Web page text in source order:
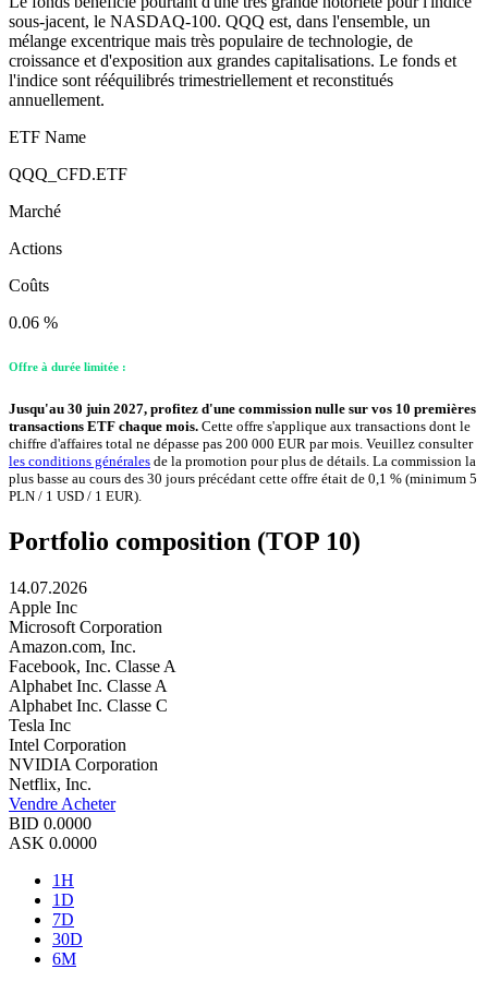
sous-jacent, le NASDAQ-100. QQQ est, dans l'ensemble, un
mélange excentrique mais très populaire de technologie, de
croissance et d'exposition aux grandes capitalisations. Le fonds et
l'indice sont rééquilibrés trimestriellement et reconstitués
annuellement.
ETF Name
QQQ_CFD.ETF
Marché
Actions
Coûts
0.06 %
Offre à durée limitée :
Jusqu'au 30 juin 2027, profitez d'une commission nulle sur vos 10 premières
transactions ETF chaque mois. Cette offre s'applique aux transactions dont le
chiffre d'affaires total ne dépasse pas 200 000 EUR par mois. Veuillez consulter
les conditions générales de la promotion pour plus de détails. La commission la
plus basse au cours des 30 jours précédant cette offre était de 0,1 % (minimum 5
PLN / 1 USD / 1 EUR).
Portfolio composition (TOP 10)
14.07.2026
Apple Inc
Microsoft Corporation
Amazon.com, Inc.
Facebook, Inc. Classe A
Alphabet Inc. Classe A
Alphabet Inc. Classe C
Tesla Inc
Intel Corporation
NVIDIA Corporation
Netflix, Inc.
Vendre Acheter
BID 0.0000
ASK 0.0000
1H
1D
7D
30D
6M